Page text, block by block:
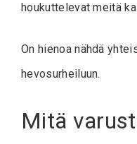
houkuttelevat meitä
On hienoa nähdä
hevosurheiluun.
Mitä